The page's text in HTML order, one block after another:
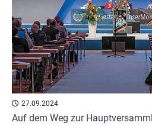
27.09.2024
Auf dem Weg zur